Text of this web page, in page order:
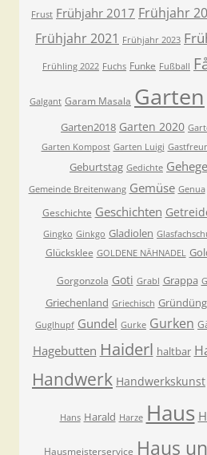
Frust Frühjahr 2017 Frühjahr
Frühjahr 2021 Frühjahr 2023
Frühling 2022 Fuchs Funke Fußball
Galgant Garam Masala Garten
Garten2018 Garten 2020
Garten Kompost Garten Luigi
Geburtstag Gedichte Gehege
Gemeinde Breitenwang Gemüse Genua
Geschichte Geschichten
Gingko Ginkgo Gladiolen
Glücksklee GOLDENE NÄHNADEL
Gorgonzola Goti Grabl Grappa
Griechenland Griechisch
Guglhupf Gundel Gurke Gurken
Hagebutten Haiderl haltbar
Handwerk Handwerkskunst
Hans Harald Harze Haus
Hausmeisterservice Haus